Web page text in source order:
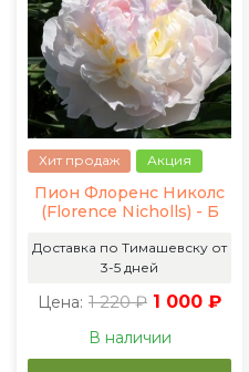
Хит продаж Акция
Пион Флоренс Николс
(Florence Nicholls) - Б
Доставка по Тимашевску от
3-5 дней
Цена: 1 220 ₽ 1 000 ₽
В наличии